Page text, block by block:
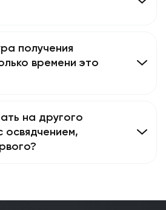
получения
времени это
на другого
освядчением,